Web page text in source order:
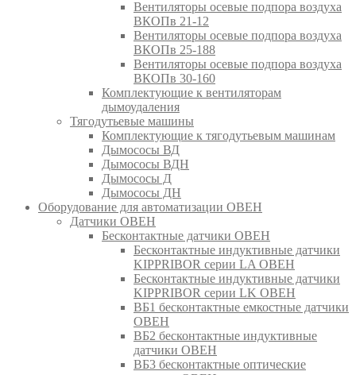
Вентиляторы осевые подпора воздуха
ВКОПв 21-12
Вентиляторы осевые подпора воздуха
ВКОПв 25-188
Вентиляторы осевые подпора воздуха
ВКОПв 30-160
Комплектующие к вентиляторам
дымоудаления
Тягодутьевые машины
Комплектующие к тягодутьевым машинам
Дымососы ВД
Дымососы ВДН
Дымососы Д
Дымососы ДН
Оборудование для автоматизации ОВЕН
Датчики ОВЕН
Бесконтактные датчики ОВЕН
Бесконтактные индуктивные датчики
KIPPRIBOR серии LA ОВЕН
Бесконтактные индуктивные датчики
KIPPRIBOR серии LK ОВЕН
ВБ1 бесконтактные емкостные датчики
ОВЕН
ВБ2 бесконтактные индуктивные
датчики ОВЕН
ВБ3 бесконтактные оптические